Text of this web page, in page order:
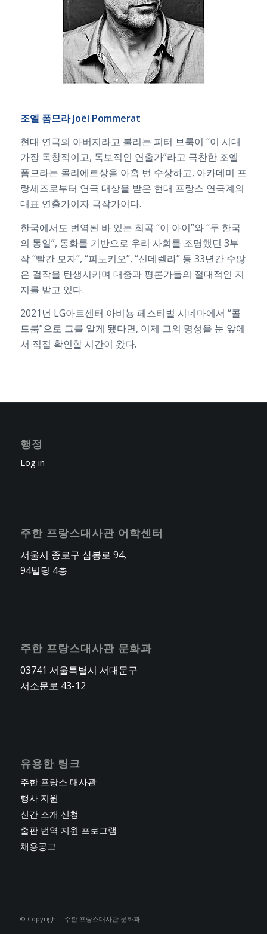
조엘 폼므라 Joël Pommerat
현대 연극의 아버지라고 불리는 피터 브룩이 “이 시대
가장 독창적이고, 독보적인 연출가”라고 극찬한 조엘
폼므라는 몰리에르상을 아홉 번 수상하고, 아카데미 프
랑세즈로부터 연극 대상을 받은 현대 프랑스 연극계의
대표 연출가이자 극작가이다.
한국에서도 번역된 바 있는 희곡 “이 아이”와 “두 한국
의 통일”, 동화를 기반으로 우리 사회를 조명했던 3부
작 “빨간 모자”, “피노키오”, “신데렐라” 등 33년간 수많
은 걸작을 탄생시키며 대중과 평론가들의 절대적인 지
지를 받고 있다.
2021년 LG아트센터 아비뇽 페스티벌 시네마에서 “콜
드룸”으로 그를 알게 됐다면, 이제 그의 명성을 눈 앞에
서 직접 확인할 시간이 왔다.
행정
Log in
주한 프랑스대사관 어학센터
서울시 종로구 삼봉로 94,
94빌딩 4층
주한 프랑스대사관 문화과
03741 서울특별시 서대문구
서소문로 43-12
유용한 링크
주한 프랑스 대사관
행사 지원
신간 소개 신청
출판 번역 지원 프로그램
채용공고
© Copyright - 주한 프랑스대사관 문화과